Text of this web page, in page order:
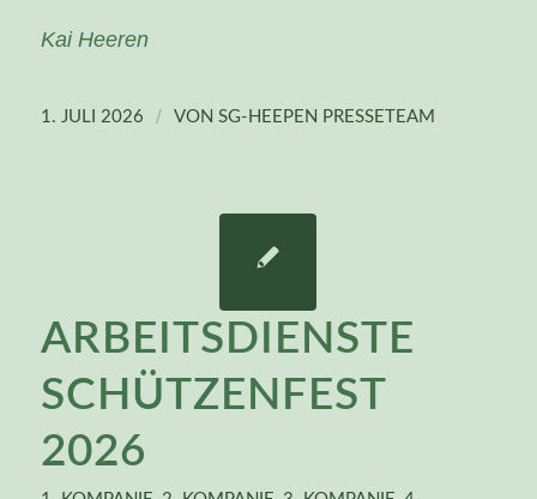
Kai Heeren
1. JULI 2026 / VON SG-HEEPEN PRESSETEAM
ARBEITSDIENSTE
SCHÜTZENFEST
2026